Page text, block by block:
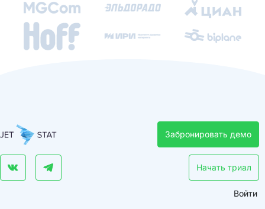
Забронировать демо
Начать триал
Войти